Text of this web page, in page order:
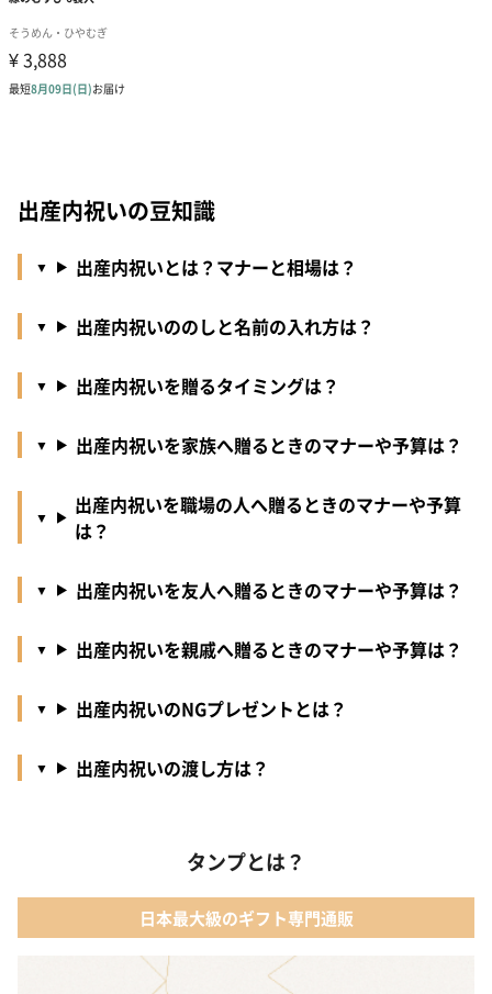
出産内祝いの豆知識
出産内祝いとは？マナーと相場は？
出産内祝いののしと名前の入れ方は？
出産内祝いを贈るタイミングは？
出産内祝いを家族へ贈るときのマナーや予算は？
出産内祝いを職場の人へ贈るときのマナーや予算
は？
出産内祝いを友人へ贈るときのマナーや予算は？
出産内祝いを親戚へ贈るときのマナーや予算は？
出産内祝いのNGプレゼントとは？
出産内祝いの渡し方は？
タンプとは？
日本最大級のギフト専門通販